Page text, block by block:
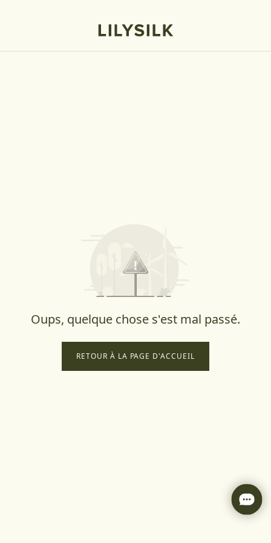
Oups, quelque chose s'est mal passé.
RETOUR À LA PAGE D'ACCUEIL